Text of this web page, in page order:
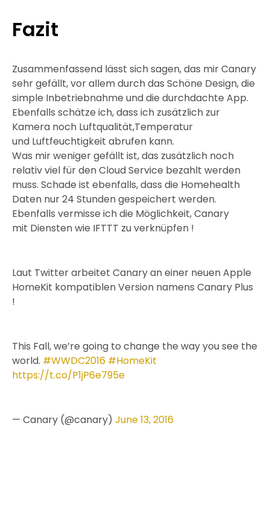
Fazit
Zusammenfassend lässt sich sagen, das mir Canary
sehr gefällt, vor allem durch das Schöne Design, die
simple Inbetriebnahme und die durchdachte App.
Ebenfalls schätze ich, dass ich zusätzlich zur
Kamera noch Luftqualität,Temperatur
und Luftfeuchtigkeit abrufen kann.
Was mir weniger gefällt ist, das zusätzlich noch
relativ viel für den Cloud Service bezahlt werden
muss. Schade ist ebenfalls, dass die Homehealth
Daten nur 24 Stunden gespeichert werden.
Ebenfalls vermisse ich die Möglichkeit, Canary
mit Diensten wie IFTTT zu verknüpfen !
Laut Twitter arbeitet Canary an einer neuen Apple
HomeKit kompatiblen Version namens Canary Plus
!
This Fall, we’re going to change the way you see the
world. #WWDC2016 #HomeKit
https://t.co/P1jP6e795e
— Canary (@canary) June 13, 2016